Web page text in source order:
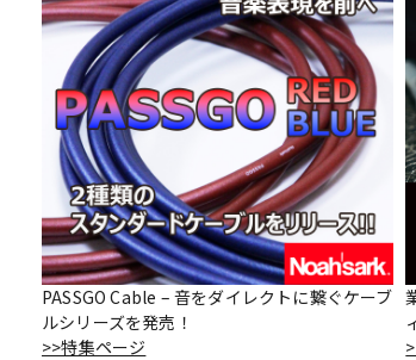
キーボード
DJ機器
中古
PASSGO Cable – 音をダイレクトに繋ぐケーブ
ルシリーズを発売！
>>特集ページ